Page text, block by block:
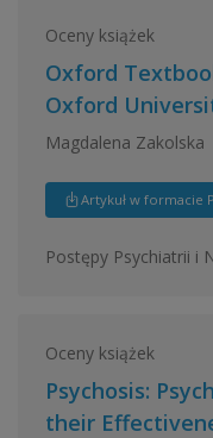
Oceny książek
Oxford
Oxford
Magdalena Zakolska
Artykuł w formacie
Postępy Psychiatrii i
Oceny książek
Psychosis:
their